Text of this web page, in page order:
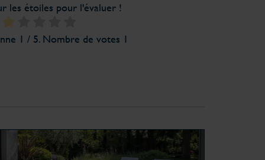
les étoiles pour l'évaluer !
1 / 5. Nombre de votes 1